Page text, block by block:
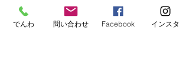
でんわ 問い合わせ Facebook インスタ